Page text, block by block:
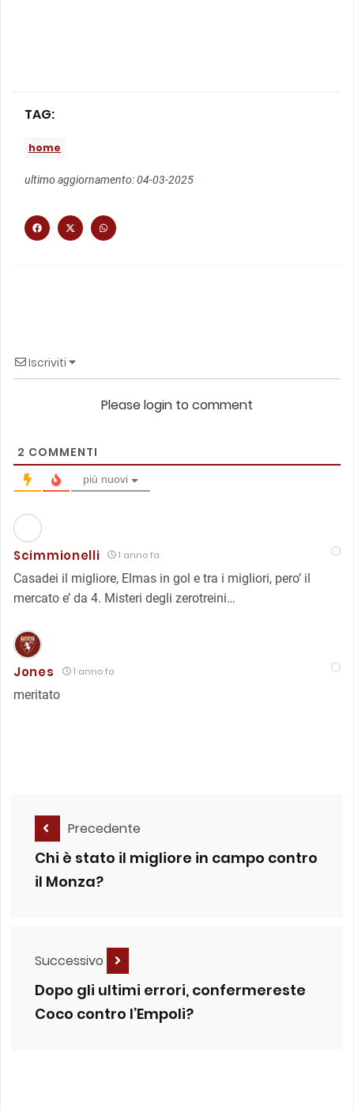
TAG:
home
ultimo aggiornamento: 04-03-2025
Iscriviti
Please login to comment
2 COMMENTI
più nuovi
Scimmionelli 1 anno fa
Casadei il migliore, Elmas in gol e tra i migliori, pero’ il
mercato e’ da 4. Misteri degli zerotreini…
Jones 1 anno fa
meritato
Precedente
Chi è stato il migliore in campo contro
il Monza?
Successivo
Dopo gli ultimi errori, confermereste
Coco contro l’Empoli?